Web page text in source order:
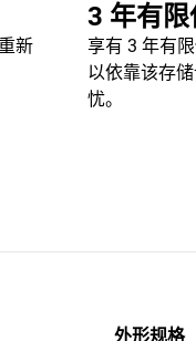
新
3 年有
享有 3 年有
以依靠该存
忧。
外形规格